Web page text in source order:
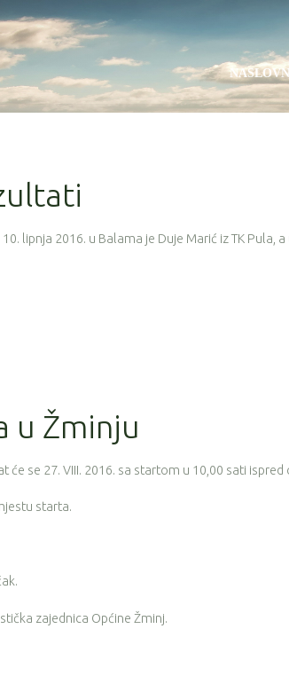
lipnja 2016. u Balama je Duje Marić iz TK Pula,
u Žminju
će se 27. VIII. 2016. sa startom u 10,00 sati ispred
starta.
zajednica Općine Žminj.